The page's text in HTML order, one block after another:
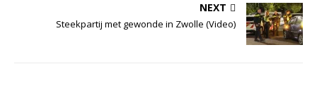
NEXT
Steekpartij met gewonde in Zwolle (Video)